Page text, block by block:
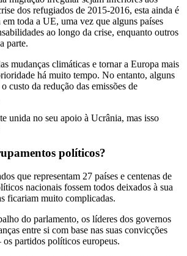
dos refugiados de 2015-2016, esta ainda é
toda a UE, uma vez que alguns países
ao longo da crise, enquanto outros
parte.
mudanças climáticas e tornar a Europa mais
há muito tempo. No entanto, alguns
custo da redução das emissões de
unida no seu apoio à Ucrânia, mas isso
políticos?
que representam 27 países e centenas de
nacionais fossem todos deixados à sua
ficariam muito complicadas.
do parlamento, os líderes dos governos
entre si com base nas suas convicções
partidos políticos europeus.